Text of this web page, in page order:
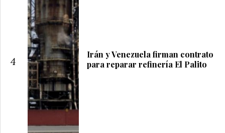
4
Irán y Venezuela firman contrato
para reparar refinería El Palito